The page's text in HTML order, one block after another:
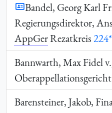
Bandel, Georg Karl
Regierungsdirektor,
AppGerRezatkreis224*
Bannwarth, Max Fidel
Oberappellationsgericht
Barensteiner, Jakob,